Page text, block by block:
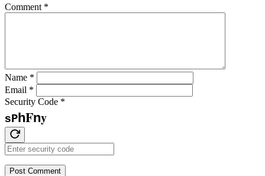
Comment *
Name *
Email *
Security Code *
sPhFny
Post Comment